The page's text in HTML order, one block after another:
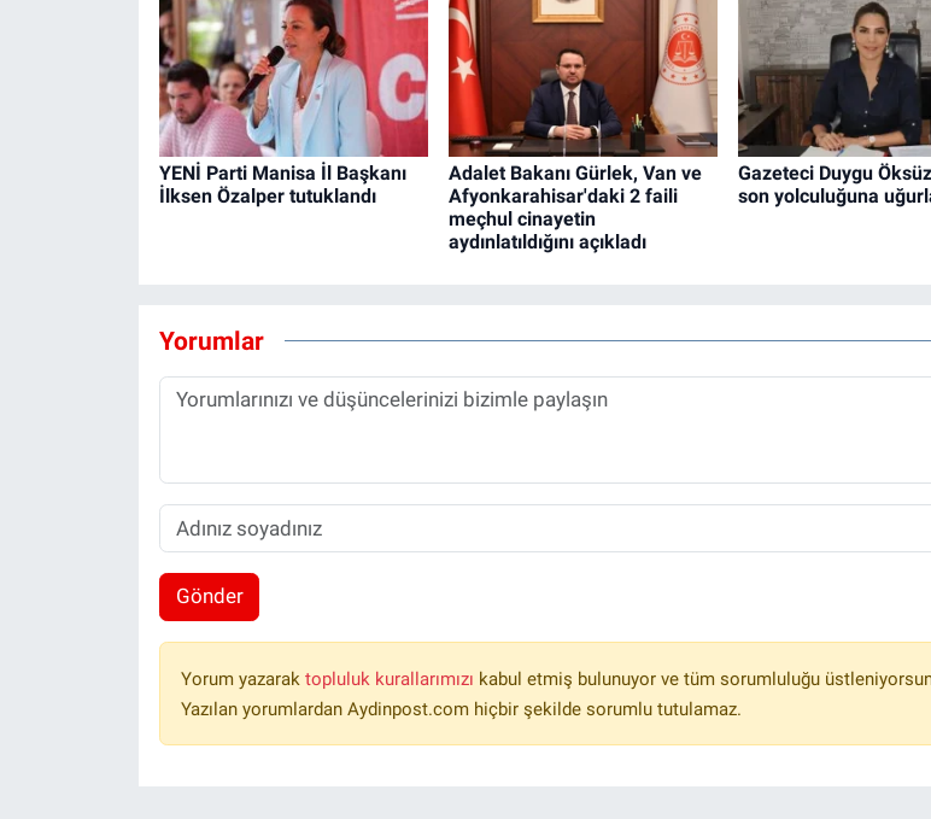
YENİ Parti Manisa İl Başkanı
İlksen Özalper tutuklandı
Adalet Bakanı Gürlek, Van ve
Afyonkarahisar'daki 2 faili
meçhul cinayetin
aydınlatıldığını açıkladı
Gazeteci Duygu
son yolculuğuna
Yorumlar
Gönder
Yorum yazarak topluluk kurallarımızı kabul etmiş bulunuyor ve tüm sorumluluğu
Yazılan yorumlardan Aydinpost.com hiçbir şekilde sorumlu tutulamaz.